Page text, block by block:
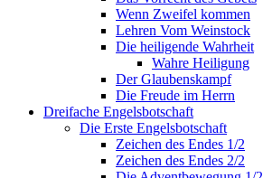
Wenn Zweifel kommen
Lehren Vom Weinstock
Die heiligende Wahrheit
Wahre Heiligung
Der Glaubenskampf
Die Freude im Herrn
Dreifache Engelsbotschaft
Die Erste Engelsbotschaft
Zeichen des Endes 1/2
Zeichen des Endes 2/2